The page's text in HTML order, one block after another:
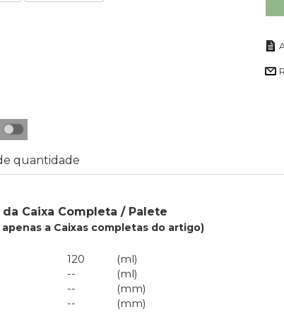
quantidade
Caixa Completa / Palete
a Caixas completas do artigo)
120
(ml)
--
(ml)
--
(mm)
--
(mm)